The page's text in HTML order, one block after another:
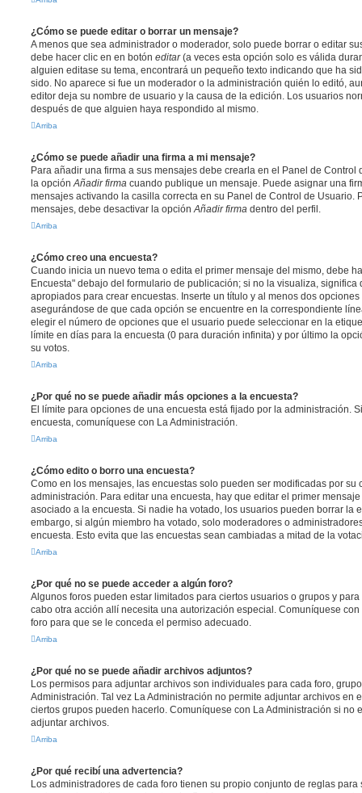
¿Cómo se puede editar o borrar un mensaje?
A menos que sea administrador o moderador, solo puede borrar o editar
debe hacer clic en en botón editar(a veces esta opción solo es válida
alguien editase su tema, encontrará un pequeño texto indicando que ha
sido. No aparece si fue un moderador o la administración quién lo editó,
editor deja su nombre de usuario y la causa de la edición. Los usuarios
después de que alguien haya respondido al mismo.
Arriba
¿Cómo se puede añadir una firma a mi mensaje?
Para añadir una firma a sus mensajes debe crearla en el Panel de Control
la opciónAñadir firma cuando publique un mensaje. Puede asignar una
mensajes activando la casilla correcta en su Panel de Control de Usuario.
mensajes, debe desactivar la opciónAñadir firma dentro del perfil.
Arriba
¿Cómo creo una encuesta?
Cuando inicia un nuevo tema o edita el primer mensaje del mismo, debe
Encuesta" debajo del formulario de publicación; si no la visualiza, significa
apropiados para crear encuestas. Inserte un título y al menos dos
asegurándose de que cada opción se encuentre en la correspondiente
elegir el número de opciones que el usuario puede seleccionar en la
límite en días para la encuesta (0 para duración infinita) y por último la
su votos.
Arriba
¿Por qué no se puede añadir más opciones a la encuesta?
El límite para opciones de una encuesta está fijado por la administración.
encuesta, comuníquese con La Administración.
Arriba
¿Cómo edito o borro una encuesta?
Como en los mensajes, las encuestas solo pueden ser modificadas por
administración. Para editar una encuesta, hay que editar el primer
asociado a la encuesta. Si nadie ha votado, los usuarios pueden borrar la
embargo, si algún miembro ha votado, solo moderadores o
encuesta. Esto evita que las encuestas sean cambiadas a mitad de la
Arriba
¿Por qué no se puede acceder a algún foro?
Algunos foros pueden estar limitados para ciertos usuarios o grupos y
cabo otra acción allí necesita una autorización especial. Comuníquese
foro para que se le conceda el permiso adecuado.
Arriba
¿Por qué no se puede añadir archivos adjuntos?
Los permisos para adjuntar archivos son individuales para cada foro,
Administración. Tal vez La Administración no permite adjuntar archivos en
ciertos grupos pueden hacerlo. Comuníquese con La Administración si no
adjuntar archivos.
Arriba
¿Por qué recibí una advertencia?
Los administradores de cada foro tienen su propio conjunto de reglas